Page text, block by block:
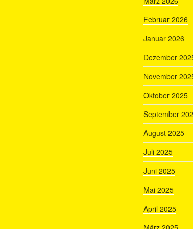
Februar 2026
Januar 2026
Dezember
November
Oktober 2025
September
August 2025
Juli 2025
Juni 2025
Mai 2025
April 2025